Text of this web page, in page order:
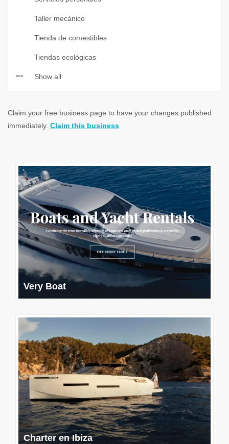
Taller mecánico
Tienda de comestibles
Tiendas ecológicas
Show all
Claim your free business page to have your changes published
immediately. Claim this business
Very Boat
Charter en Ibiza